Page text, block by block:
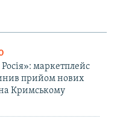
маркетплейс
прийом нових
Кримському